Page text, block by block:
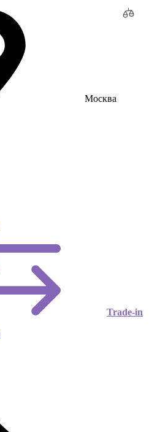
Москва
Trade-in